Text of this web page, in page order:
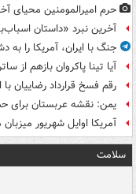
حرم امیرالمومنین محیای
آخرین نبرد «داستان
جنگ با ایران، آمریکا را
آیا تینا پاکروان بازهم از
رقم فسخ قرارداد رضاییان با استقلال
یمن: نقشه عربستان برای
آمریکا اوایل شهریور
سلامت